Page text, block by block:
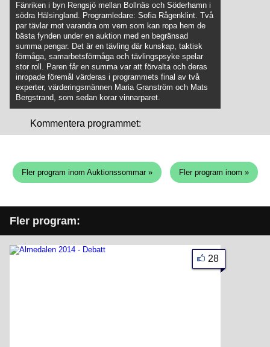
Fänriken i byn Rengsjö mellan Bollnäs och Söderhamn i
södra Hälsingland. Programledare: Sofia Rågenklint. Två
par tävlar mot varandra om vem som kan ropa hem de
bästa fynden under en auktion med en begränsad
summa pengar. Det är en tävling där kunskap, taktisk
förmåga, samarbetsförmåga och tävlingspsyke spelar
stor roll. Paren får en summa var att förvalta och deras
inropade föremål värderas i programmets final av två
experter, värderingsmännen Maria Granström och Mats
Bergstrand, som sedan korar vinnarparet.
Kommentera programmet:
Fler program inom Auktionssommar » Fler program inom »
Fler program:
28